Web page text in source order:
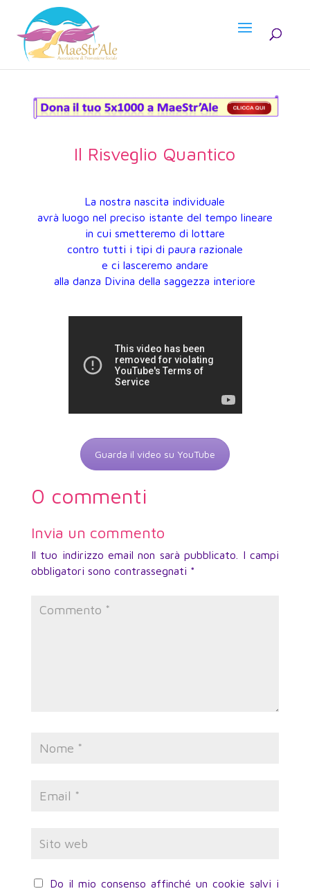
Il Risveglio Quantico
La nostra nascita individuale
avrà luogo nel preciso istante del tempo lineare
in cui smetteremo di lottare
contro tutti i tipi di paura razionale
e ci lasceremo andare
alla danza Divina della saggezza interiore
Guarda il video su YouTube
0 commenti
Invia un commento
Il tuo indirizzo email non sarà pubblicato.
I campi
obbligatori sono contrassegnati *
Do il mio consenso affinché un cookie salvi i